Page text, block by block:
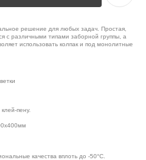
решение для любых задач. Простая,
с различными типами заборной группы, а
использовать колпак и под монолитные
пену.
качества вплоть до -50°С.